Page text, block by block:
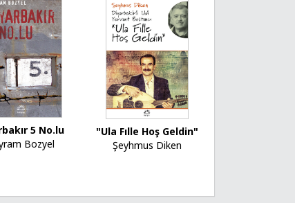
5 No.lu
Bozyel
"Ula Fılle Hoş Geldin"
Şeyhmus Diken